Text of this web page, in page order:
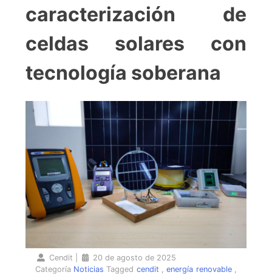
caracterización de
celdas solares con
tecnología soberana
Cendit
20 de agosto de 2025
Categoría Noticias Tagged cendit ,energía renovable,